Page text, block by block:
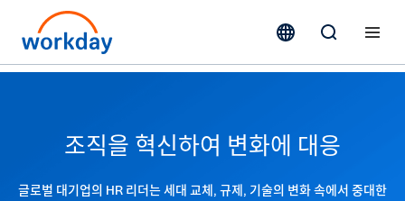
조직을 혁신하여 변화에 대응
글로벌 대기업의 HR 리더는 세대 교체, 규제, 기술의 변화 속에서 중대한